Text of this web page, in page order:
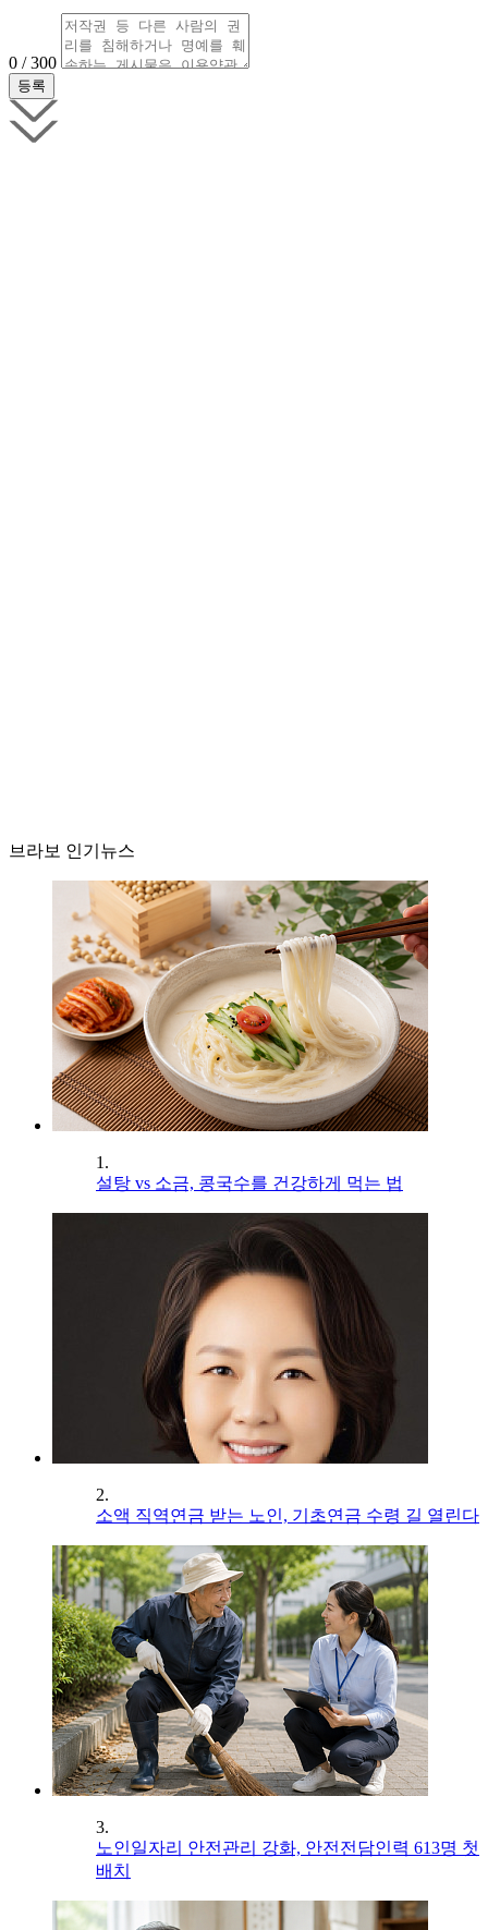
0 / 300
브라보 인기뉴스
1.
설탕 vs 소금, 콩국수를 건강하게 먹는 법
2.
소액 직역연금 받는 노인, 기초연금 수령 길 열린다
3.
노인일자리 안전관리 강화, 안전전담인력 613명 첫
배치